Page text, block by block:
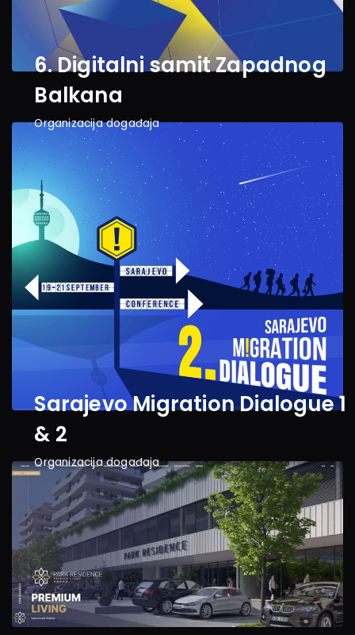
6. Digitalni samit Zapadnog
Balkana
Organizacija događaja
Sarajevo Migration Dialogue 1
& 2
Organizacija događaja